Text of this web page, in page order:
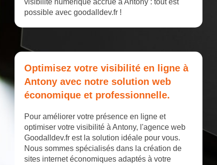
visibilité numérique accrue à Antony : tout est
possible avec goodalldev.fr !
Optimisez votre visibilité en ligne à
Antony avec notre solution web
économique et professionnelle.
Pour améliorer votre présence en ligne et
optimiser votre visibilité à Antony, l'agence web
Goodalldev.fr est la solution idéale pour vous.
Nous sommes spécialisés dans la création de
sites internet économiques adaptés à votre